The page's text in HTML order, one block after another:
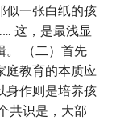
似一张白纸的孩
这，是最浅显
。 （二）首先
庭教育的本质应
身作则是培养孩
共识是，大部